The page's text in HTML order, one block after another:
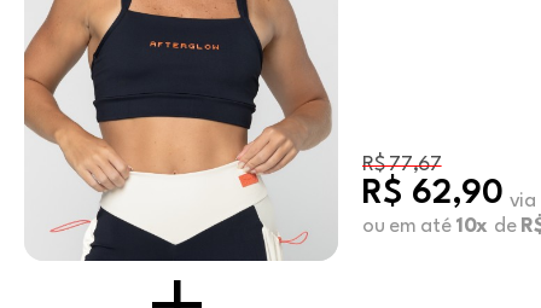
R$ 77,67
R$ 62,90 via
ou em até 10x de